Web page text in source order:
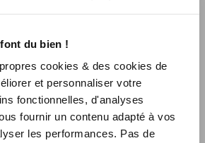
du bien !
cookies & des cookies de
et personnaliser votre
fonctionnelles, d'analyses
fournir un contenu adapté à vos
les performances. Pas de
Consulting
utilisation du sans contact en France et son